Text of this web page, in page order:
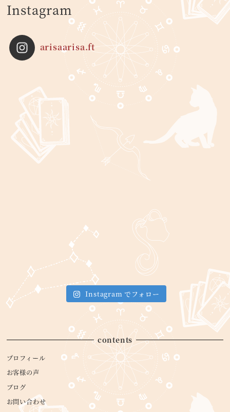
Instagram
arisaarisa.ft
Instagram でフォロー
contents
プロフィール
お客様の声
ブログ
お問い合わせ